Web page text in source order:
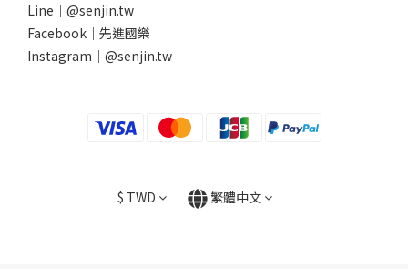
Line｜ @senjin.tw
Facebook｜ 先進國樂
Instagram｜ @senjin.tw
$ TWD 繁體中文